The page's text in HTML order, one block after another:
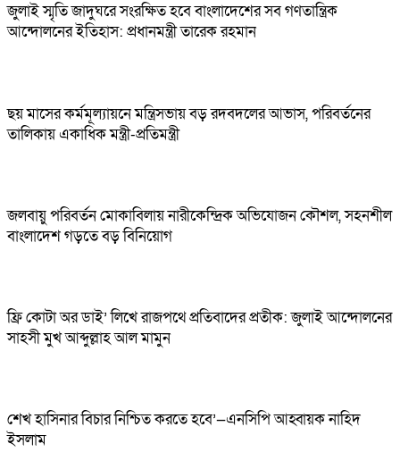
জুলাই স্মৃতি জাদুঘরে সংরক্ষিত হবে বাংলাদেশের সব গণতান্ত্রিক
আন্দোলনের ইতিহাস: প্রধানমন্ত্রী তারেক রহমান
ছয় মাসের কর্মমূল্যায়নে মন্ত্রিসভায় বড় রদবদলের আভাস, পরিবর্তনের
তালিকায় একাধিক মন্ত্রী-প্রতিমন্ত্রী
জলবায়ু পরিবর্তন মোকাবিলায় নারীকেন্দ্রিক অভিযোজন কৌশল, সহনশীল
বাংলাদেশ গড়তে বড় বিনিয়োগ
ফ্রি কোটা অর ডাই’ লিখে রাজপথে প্রতিবাদের প্রতীক: জুলাই আন্দোলনের
সাহসী মুখ আব্দুল্লাহ আল মামুন
শেখ হাসিনার বিচার নিশ্চিত করতে হবে’—এনসিপি আহ্বায়ক নাহিদ
ইসলাম